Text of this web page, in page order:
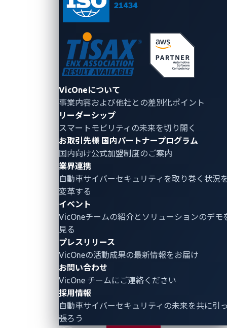
VicOneについて
事業内容および他社との差別化ポイント
リーダーシップ
スマートモビリティの未来を切り開く
お取引先様 国内パートナープログラム
国内向け公式加盟制度のご案内
業界連携
自動車サイバーセキュリティ を取り巻く状況
変革する
イベント
VicOneチームの紹介とソリューションのデモ
見る
プレスリリース
VicOneの活動成果の最新情報をお届け
お問い合わせ
VicOne チームにご連絡ください
採用情報
自動車サイバーセキュリティの未来を共に引
張ろう